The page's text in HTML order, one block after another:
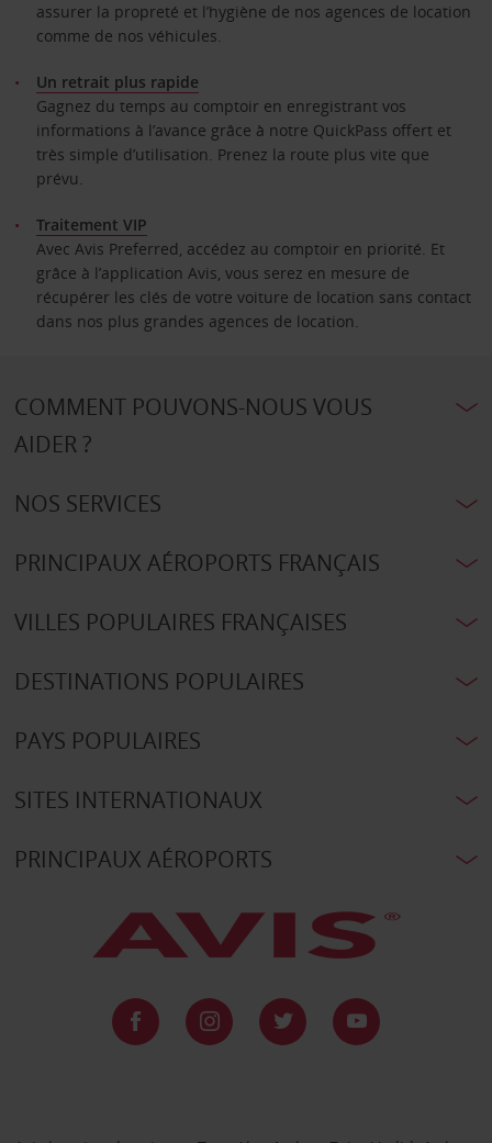
assurer la propreté et l’hygiène de nos agences de location
comme de nos véhicules.
Un retrait plus rapide
Gagnez du temps au comptoir en enregistrant vos
informations à l’avance grâce à notre QuickPass offert et
très simple d’utilisation. Prenez la route plus vite que
prévu.
Traitement VIP
Avec Avis Preferred, accédez au comptoir en priorité. Et
grâce à l’application Avis, vous serez en mesure de
récupérer les clés de votre voiture de location sans contact
dans nos plus grandes agences de location.
COMMENT POUVONS-NOUS VOUS
AIDER ?
NOS SERVICES
PRINCIPAUX AÉROPORTS FRANÇAIS
VILLES POPULAIRES FRANÇAISES
DESTINATIONS POPULAIRES
PAYS POPULAIRES
SITES INTERNATIONAUX
PRINCIPAUX AÉROPORTS